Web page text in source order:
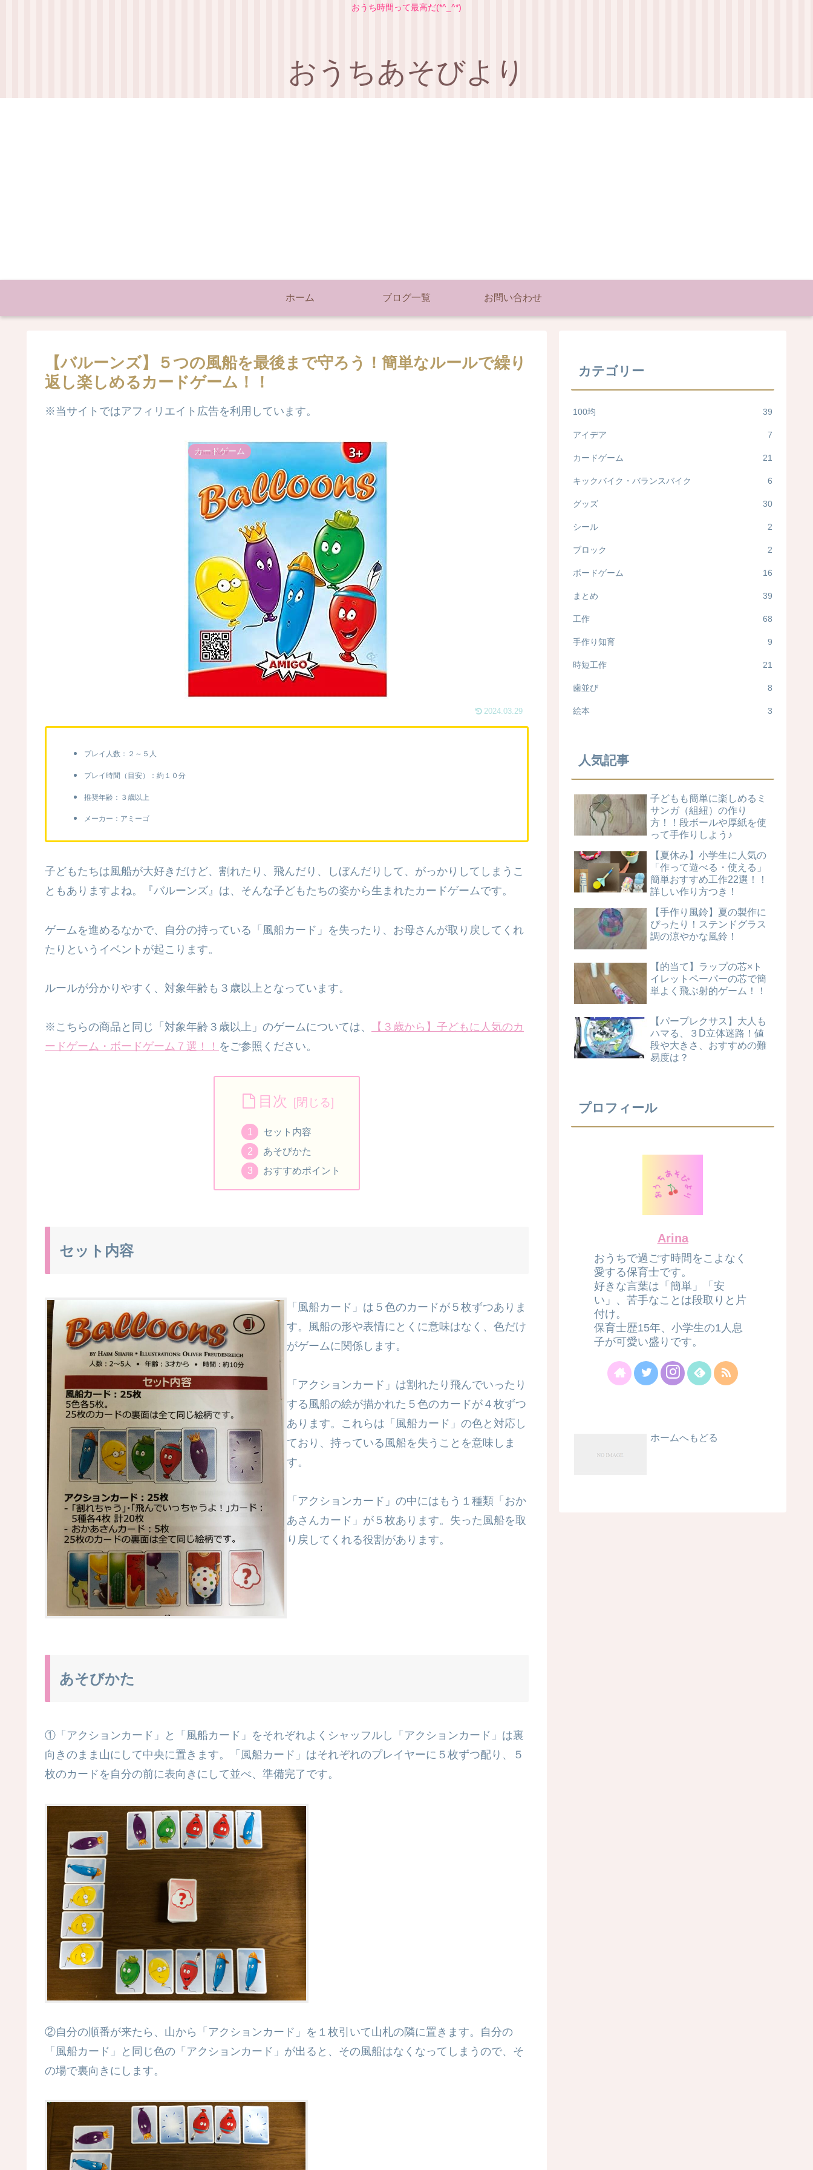
おうち時間って最高だ(*^_^*)
おうちあそびより
ホーム ブログ一覧 お問い合わせ
【バルーンズ】５つの風船を最後まで守ろう！簡単なルールで繰り
返し楽しめるカードゲーム！！
※当サイトではアフィリエイト広告を利用しています。
カードゲーム
2024.03.29
プレイ人数：２～５人
プレイ時間（目安）：約１０分
推奨年齢：３歳以上
メーカー：アミーゴ
子どもたちは風船が大好きだけど、割れたり、飛んだり、しぼんだりして、がっかりしてしまうこ
ともありますよね。『バルーンズ』は、そんな子どもたちの姿から生まれたカードゲームです。
ゲームを進めるなかで、自分の持っている「風船カード」を失ったり、お母さんが取り戻してくれ
たりというイベントが起こります。
ルールが分かりやすく、対象年齢も３歳以上となっています。
※こちらの商品と同じ「対象年齢３歳以上」のゲームについては、
【３歳から】子どもに人気のカ
ードゲーム・ボードゲーム７選！！ をご参照ください。
目次
セット内容
あそびかた
おすすめポイント
セット内容
「風船カード」は５色のカードが５枚ずつありま
す。風船の形や表情にとくに意味はなく、色だけ
がゲームに関係します。
「アクションカード」は割れたり飛んでいったり
する風船の絵が描かれた５色のカードが４枚ずつ
あります。これらは「風船カード」の色と対応し
ており、持っている風船を失うことを意味しま
す。
「アクションカード」の中にはもう１種類「おか
あさんカード」が５枚あります。失った風船を取
り戻してくれる役割があります。
あそびかた
①「アクションカード」と「風船カード」をそれぞれよくシャッフルし「アクションカード」は裏
向きのまま山にして中央に置きます。「風船カード」はそれぞれのプレイヤーに５枚ずつ配り、５
枚のカードを自分の前に表向きにして並べ、準備完了です。
②自分の順番が来たら、山から「アクションカード」を１枚引いて山札の隣に置きます。自分の
「風船カード」と同じ色の「アクションカード」が出ると、その風船はなくなってしまうので、そ
の場で裏向きにします。
カテゴリー
100均 39
アイデア 7
カードゲーム 21
キックバイク・バランスバイク 6
グッズ 30
シール 2
ブロック 2
ボードゲーム 16
まとめ 39
工作 68
手作り知育 9
時短工作 21
歯並び 8
絵本 3
人気記事
子どもも簡単に楽しめるミ
サンガ（組紐）の作り
方！！段ボールや厚紙を使
って手作りしよう♪
【夏休み】小学生に人気の
「作って遊べる・使える」
簡単おすすめ工作22選！！
詳しい作り方つき！
【手作り風鈴】夏の製作に
ぴったり！ステンドグラス
調の涼やかな風鈴！
【的当て】ラップの芯×ト
イレットペーパーの芯で簡
単よく飛ぶ射的ゲーム！！
【パープレクサス】大人も
ハマる、３D立体迷路！値
段や大きさ、おすすめの難
易度は？
プロフィール
Arina
おうちで過ごす時間をこよなく
愛する保育士です。
好きな言葉は「簡単」「安
い」、苦手なことは段取りと片
付け。
保育士歴15年、小学生の1人息
子が可愛い盛りです。
ホームへもどる